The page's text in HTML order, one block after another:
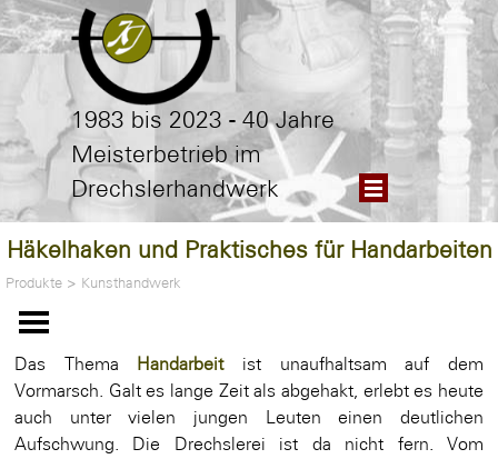
Direkt zum Seiteninhalt
Menü überspringen
1983 bis 2023 - 40 Jahre
Meisterbetrieb im
Drechslerhandwerk
Häkelhaken und Praktisches für Handarbeiten
Produkte > Kunsthandwerk
Menü überspringen
Das Thema Handarbeitist unaufhaltsam auf dem
Vormarsch. Galt es lange Zeit als abgehakt, erlebt es heute
auch unter vielen jungen Leuten einen deutlichen
Aufschwung. Die Drechslerei ist da nicht fern. Vom